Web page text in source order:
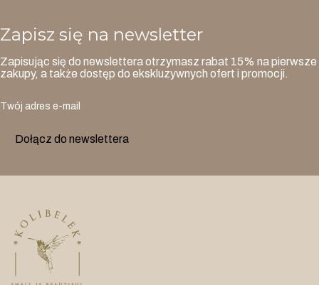
Zapisz się na newsletter
Zapisując się do newslettera otrzymasz rabat 15% na pierwsze
zakupy, a także dostęp do ekskluzywnych ofert i promocji.
Twój adres e-mail
Dołącz do newslettera